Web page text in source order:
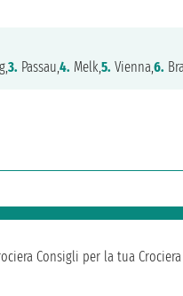
3. Passau,4. Melk,5. Vienna,6.
Consigli per la tua Crociera